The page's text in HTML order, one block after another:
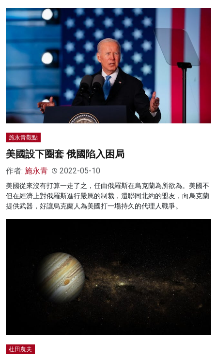
施永青觀點
美國設下圈套 俄國陷入困局
作者: 施永青 2022-05-10
美國從來沒有打算一走了之，任由俄羅斯在烏克蘭為所欲為。美國不
但在經濟上對俄羅斯進行嚴厲的制裁，還聯同北約的盟友，向烏克蘭
提供武器，好讓烏克蘭人為美國打一場持久的代理人戰爭。
杜田農夫